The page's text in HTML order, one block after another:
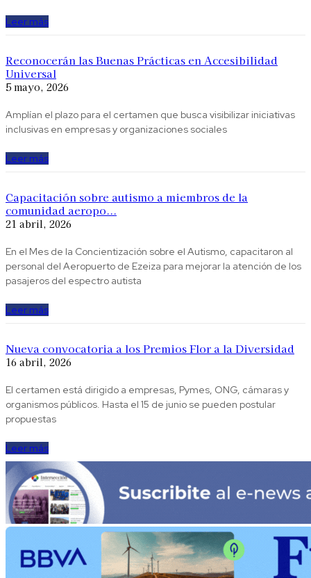
Leer más
Reconocerán las Buenas Prácticas en Accesibilidad
Universal
5 mayo, 2026
Amplían el plazo para el certamen que busca visibilizar iniciativas
inclusivas en empresas y organizaciones sociales
Leer más
Capacitación sobre autismo a miembros de la
comunidad aeropo...
21 abril, 2026
En el Mes de la Concientización sobre el Autismo, capacitaron al
personal del Aeropuerto de Ezeiza para mejorar la atención de los
pasajeros del espectro autista
Leer más
Nueva convocatoria a los Premios Flor a la Diversidad
16 abril, 2026
El certamen está dirigido a empresas, Pymes, ONG, cámaras y
organismos públicos. Hasta el 15 de junio se pueden postular
propuestas
Leer más